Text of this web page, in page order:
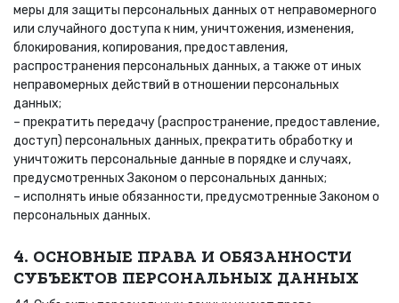
меры для защиты персональных данных от неправомерного
или случайного доступа к ним, уничтожения, изменения,
блокирования, копирования, предоставления,
распространения персональных данных, а также от иных
неправомерных действий в отношении персональных
данных;
– прекратить передачу (распространение, предоставление,
доступ) персональных данных, прекратить обработку и
уничтожить персональные данные в порядке и случаях,
предусмотренных Законом о персональных данных;
– исполнять иные обязанности, предусмотренные Законом о
персональных данных.
4. ОСНОВНЫЕ ПРАВА И ОБЯЗАННОСТИ
СУБЪЕКТОВ ПЕРСОНАЛЬНЫХ ДАННЫХ